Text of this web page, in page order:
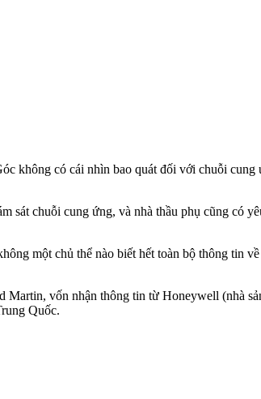
không có cái nhìn bao quát đối với chuỗi
sát chuỗi cung ứng, và nhà thầu phụ cũng có
một chủ thể nào biết hết toàn bộ thông tin
vốn nhận thông tin từ Honeywell (nhà
Quốc.